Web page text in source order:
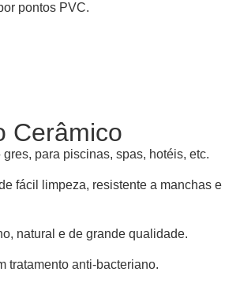
pontos PVC.
Cerâmico
para piscinas, spas, hotéis, etc.
fácil limpeza, resistente a manchas e
natural e de grande qualidade.
tratamento anti-bacteriano.